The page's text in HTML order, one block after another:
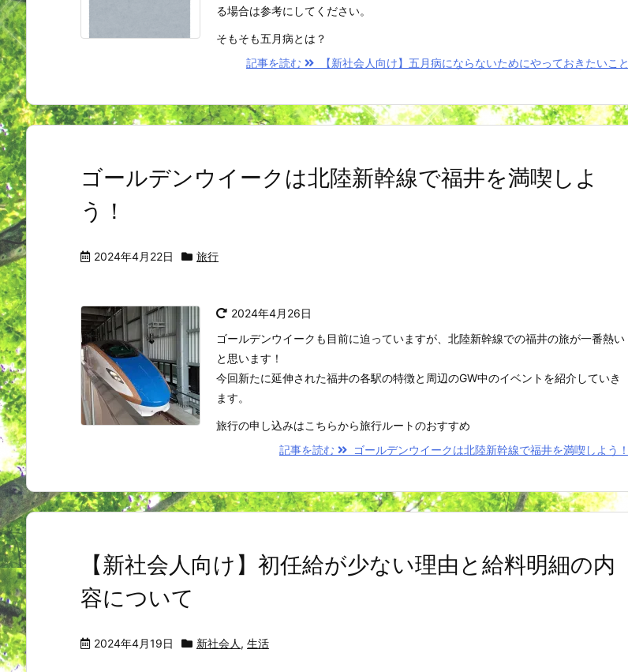
る場合は参考にしてください。
そもそも五月病とは？
記事を読む
【新社会人向け】五月病にならないためにやっておきたいこと
ゴールデンウイークは北陸新幹線で福井を満喫しよ
う！
2024年4月22日 旅行
2024年4月26日
ゴールデンウイークも目前に迫っていますが、北陸新幹線での福井の旅が一番熱い
と思います！
今回新たに延伸された福井の各駅の特徴と周辺のGW中のイベントを紹介していき
ます。
旅行の申し込みはこちらから旅行ルートのおすすめ
記事を読む
ゴールデンウイークは北陸新幹線で福井を満喫しよう！
【新社会人向け】初任給が少ない理由と給料明細の内
容について
2024年4月19日 新社会人 , 生活